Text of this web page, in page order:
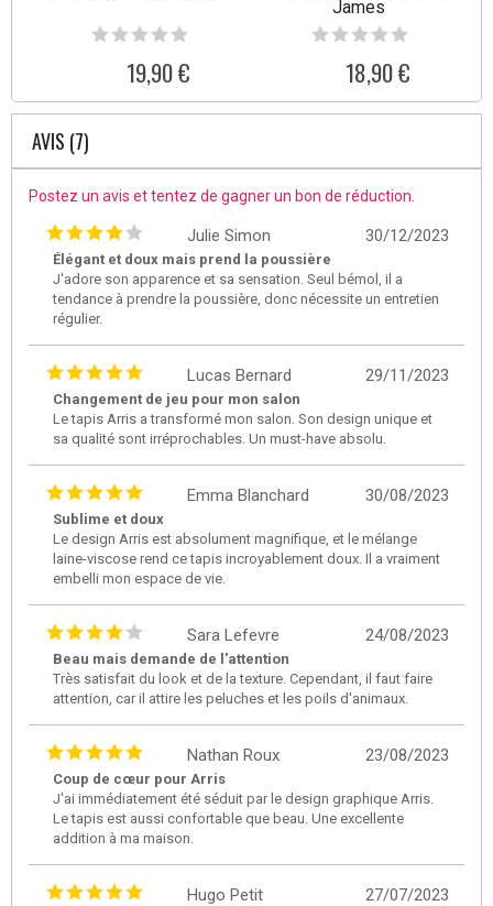
19,90 €
James
18,90 €
AVIS (7)
Postez un avis et tentez de gagner un bon de réduction.
30/12/2023
Julie Simon
Élégant et doux mais prend la poussière
J'adore son apparence et sa sensation. Seul bémol, il a
tendance à prendre la poussière, donc nécessite un entretien
régulier.
29/11/2023
Lucas Bernard
Changement de jeu pour mon salon
Le tapis Arris a transformé mon salon. Son design unique et
sa qualité sont irréprochables. Un must-have absolu.
30/08/2023
Emma Blanchard
Sublime et doux
Le design Arris est absolument magnifique, et le mélange
laine-viscose rend ce tapis incroyablement doux. Il a vraiment
embelli mon espace de vie.
24/08/2023
Sara Lefevre
Beau mais demande de l'attention
Très satisfait du look et de la texture. Cependant, il faut faire
attention, car il attire les peluches et les poils d'animaux.
23/08/2023
Nathan Roux
Coup de cœur pour Arris
J'ai immédiatement été séduit par le design graphique Arris.
Le tapis est aussi confortable que beau. Une excellente
addition à ma maison.
27/07/2023
Hugo Petit